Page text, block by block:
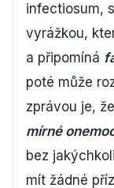
infectiosum,
vyrážkou,
a připomíná
poté může
zprávou je,
mírné
bez
mít žádné